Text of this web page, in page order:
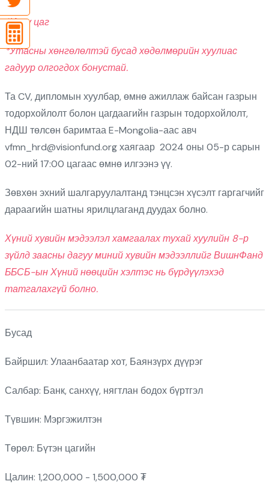
*Илүү цаг
*Утасны хөнгөлөлтэй бусад хөдөлмөрийн хуулиас
гадуур олгогдох бонустай.
Та CV, дипломын хуулбар, өмнө ажиллаж байсан газрын
тодорхойлолт болон цагдаагийн газрын тодорхойлолт,
НДШ төлсөн баримтаа E-Mongolia-аас авч
vfmn_hrd@visionfund.org хаягаар 2024 оны 05-р сарын
02-ний 17:00 цагаас өмнө илгээнэ үү.
Зөвхөн эхний шалгаруулалтанд тэнцсэн хүсэлт гаргагчийг
дараагийн шатны ярилцлаганд дуудах болно.
Хүний хувийн мэдээлэл хамгаалах тухай хуулийн 8-р
зүйлд заасны дагуу миний хувийн мэдээллийг ВишнФанд
ББСБ-ын Хүний нөөцийн хэлтэс нь бүрдүүлэхэд
татгалахгүй болно.
Бусад
Байршил: Улаанбаатар хот, Баянзүрх дүүрэг
Салбар: Банк, санхүү, нягтлан бодох бүртгэл
Түвшин: Мэргэжилтэн
Төрөл: Бүтэн цагийн
Цалин: 1,200,000 - 1,500,000 ₮